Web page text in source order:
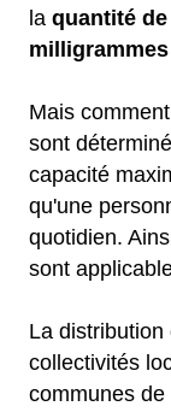
la quantité
Mais
sont
capacité
qu'une
quotidien.
sont
La
collectivités
communes